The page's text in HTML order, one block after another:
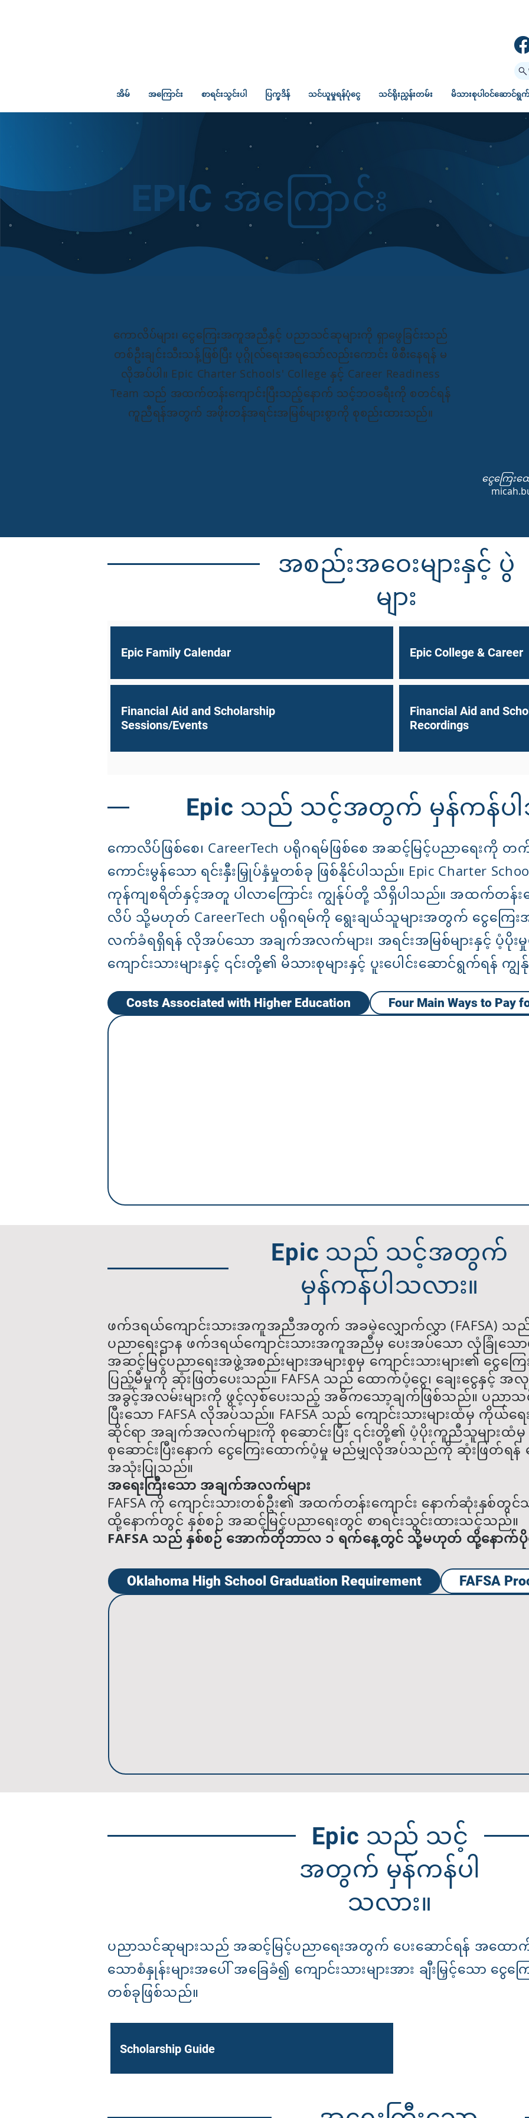
အိမ် အကြောင်း စာရင်းသွင်းပါ ပြက္ခဒိန် သင်ယူမှုရန်ပုံငွေ သင်ရိုးညွှန်းတမ်း မိသားစုပါဝင်ဆောင်ရွ
EPIC အကြောင်း
ကောလိပ်များ၊ ငွေကြေးအကူအညီနှင့် ပညာသင်ဆုများကို ရှာဖွေခြင်းသည်
တစ်ဦးချင်းသီးသန့်ဖြစ်ပြီး ပုဂ္ဂိုလ်ရေးအရသော်လည်းကောင်း ဖိစီးနေရန် မ
လိုအပ်ပါ။ Epic Charter Schools' College နှင့် Career Readiness
Team သည် အထက်တန်းကျောင်းပြီးသည့်နောက် သင့်ဘဝခရီးကို စတင်ရန်
ကူညီရန်အတွက် အဖိုးတန်အရင်းအမြစ်များစွာကို စုစည်းထားသည်။
ငွေကြေး
အစည်းအဝေးများနှင့် ပွဲ
များ
Epic Family Calendar
Financial Aid and Scholarship
Sessions/Events
Epic College & Career
Financial Aid and
Recordings
Epic သည် သင့်အတွက် မှန်ကန်ပါ
ကောလိပ်ဖြစ်စေ၊ CareerTech ပရိုဂရမ်ဖြစ်စေ အဆင့်မြင့်ပညာရေးကို
ကောင်းမွန်သော ရင်းနှီးမြှုပ်နှံမှုတစ်ခု ဖြစ်နိုင်ပါသည်။ Epic Charter
ကုန်ကျစရိတ်နှင့်အတူ ပါလာကြောင်း ကျွန်ုပ်တို့ သိရှိပါသည်။ အထက်တန်းကျေ
လိပ် သို့မဟုတ် CareerTech ပရိုဂရမ်ကို ရွေးချယ်သူများအတွက် ငွေကြေ
လက်ခံရရှိရန် လိုအပ်သော အချက်အလက်များ၊ အရင်းအမြစ်များနှင့် ပံ့ပိုး
ကျောင်းသားများနှင့် ၎င်းတို့၏ မိသားစုများနှင့် ပူးပေါင်းဆောင်ရွက်ရန် က
Costs Associated with Higher Education Four Main Ways to Pay
Epic သည် သင့်အတွက်
မှန်ကန်ပါသလား။
ဖက်ဒရယ်ကျောင်းသားအကူအညီအတွက် အခမဲ့လျှောက်လွှာ (FAFSA) သ
ပညာရေးဌာန ဖက်ဒရယ်ကျောင်းသားအကူအညီမှ ပေးအပ်သော လုံခြုံသောပုံ
အဆင့်မြင့်ပညာရေးအဖွဲ့အစည်းများအများစုမှ ကျောင်းသားများ၏ ငွေ
ပြည့်မီမှုကို ဆုံးဖြတ်ပေးသည်။ FAFSA သည် ထောက်ပံ့ငွေ၊ ချေးငွေနှင့်
အခွင့်အလမ်းများကို ဖွင့်လှစ်ပေးသည့် အဓိကသော့ချက်ဖြစ်သည်။ ပညာသ
ပြီးသော FAFSA လိုအပ်သည်။ FAFSA သည် ကျောင်းသားများထံမှ ကိုယ်
ဆိုင်ရာ အချက်အလက်များကို စုဆောင်းပြီး ၎င်းတို့၏ ပံ့ပိုးကူညီသူများထံမှ မ
စုဆောင်းပြီးနောက် ငွေကြေးထောက်ပံ့မှု မည်မျှလိုအပ်သည်ကို ဆုံးဖြတ်ရ
အသုံးပြုသည်။
အရေးကြီးသော အချက်အလက်များ
FAFSA ကို ကျောင်းသားတစ်ဦး၏ အထက်တန်းကျောင်း နောက်ဆုံးနှစ်တွင်သ
ထို့နောက်တွင် နှစ်စဉ် အဆင့်မြင့်ပညာရေးတွင် စာရင်းသွင်းထားသင့်သည်။
FAFSA သည် နှစ်စဉ် အောက်တိုဘာလ ၁ ရက်နေ့တွင် သို့မဟုတ် ထို့နောက်ပို
Oklahoma High School Graduation Requirement FAFSA
Epic သည် သင့်
အတွက် မှန်ကန်ပါ
သလား။
ပညာသင်ဆုများသည် အဆင့်မြင့်ပညာရေးအတွက် ပေးဆောင်ရန် အထေ
သောစံနှုန်းများအပေါ် အခြေခံ၍ ကျောင်းသားများအား ချီးမြှင့်သော ငွေ
တစ်ခုဖြစ်သည်။
Scholarship Guide